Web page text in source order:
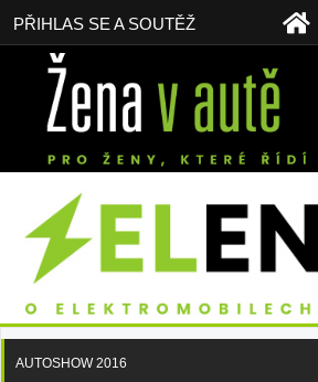
PŘIHLAS SE A SOUTĚŽ
AUTOSHOW 2016